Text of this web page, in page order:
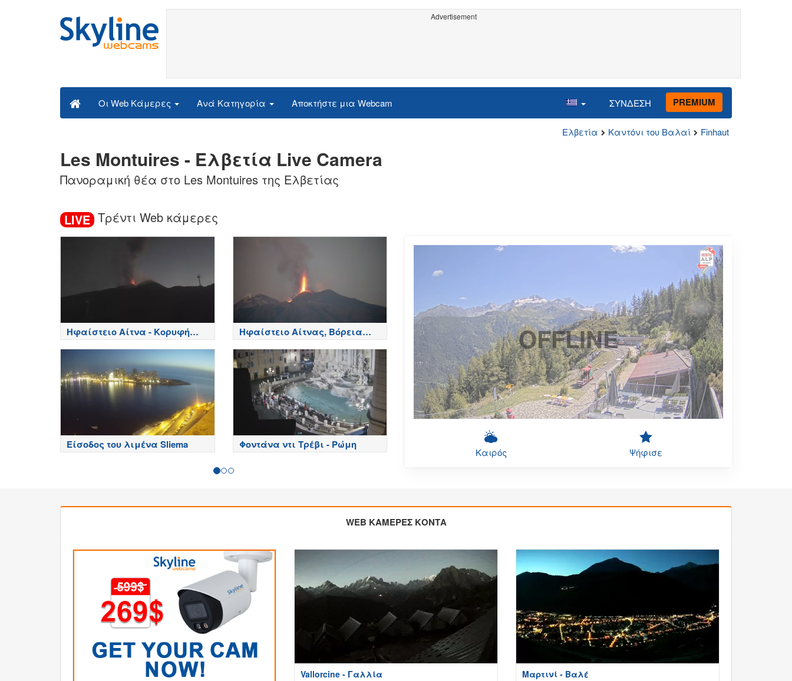
Advertisement
Οι Web Κάμερες Ανά Κατηγορία Αποκτήστε μια Webcam ΣΥΝΔΕΣΗ PREMIUM
Ελβετία Καντόνι του Βαλαί Finhaut
Les Montuires - Ελβετία Live Camera
Πανοραμική θέα στο Les Montuires της Ελβετίας
LIVE Τρέντι Web κάμερες
Ηφαίστειο Αίτνα - Κορυφή
κρατήρων, Etna
Ηφαίστειο Αίτνας, Βόρεια
πλευρά - Etna
Είσοδος του λιμένα Sliema Φοντάνα ντι Τρέβι - Ρώμη
OFFLINE
Καιρός Ψήφισε
WEB ΚΑΜΕΡΕΣ ΚΟΝΤΑ
Vallorcine - Γαλλία Μαρτινί - Βαλέ